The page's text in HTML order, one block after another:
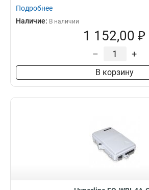
Подробнее
Наличие: В наличии
1 152,00 ₽
– +
В корзину